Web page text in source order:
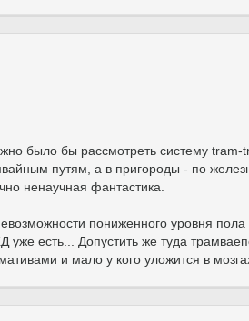
было бы рассмотреть систему tram-
путям, а в пригороды - по
ненаучная фантастика.
пониженного уровня пола
есть... Допустить же туда
и мало у кого уложится в